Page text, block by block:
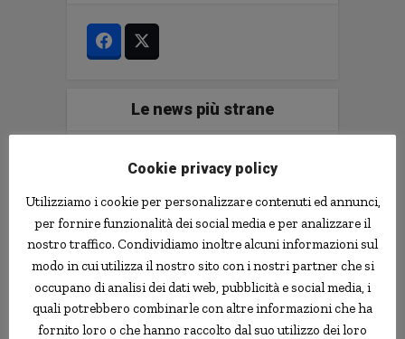
Le news più strane
vi racconta le notizie più incredibili, strane,
curiose e divertenti: fatti imbarazzanti,
ladri imbranati, prodotti assurdi, ricerche
Informativa Privacy
Contatti
Cookie privacy policy
Utilizziamo i cookie per personalizzare contenuti ed annunci,
per fornire funzionalità dei social media e per analizzare il
nostro traffico. Condividiamo inoltre alcuni informazioni sul
modo in cui utilizza il nostro sito con i nostri partner che si
occupano di analisi dei dati web, pubblicità e social media, i
quali potrebbero combinarle con altre informazioni che ha
fornito loro o che hanno raccolto dal suo utilizzo dei loro